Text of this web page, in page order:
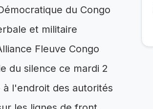
du Congo
et militaire
Fleuve Congo
du silence ce mardi 2
l'endroit des autorités